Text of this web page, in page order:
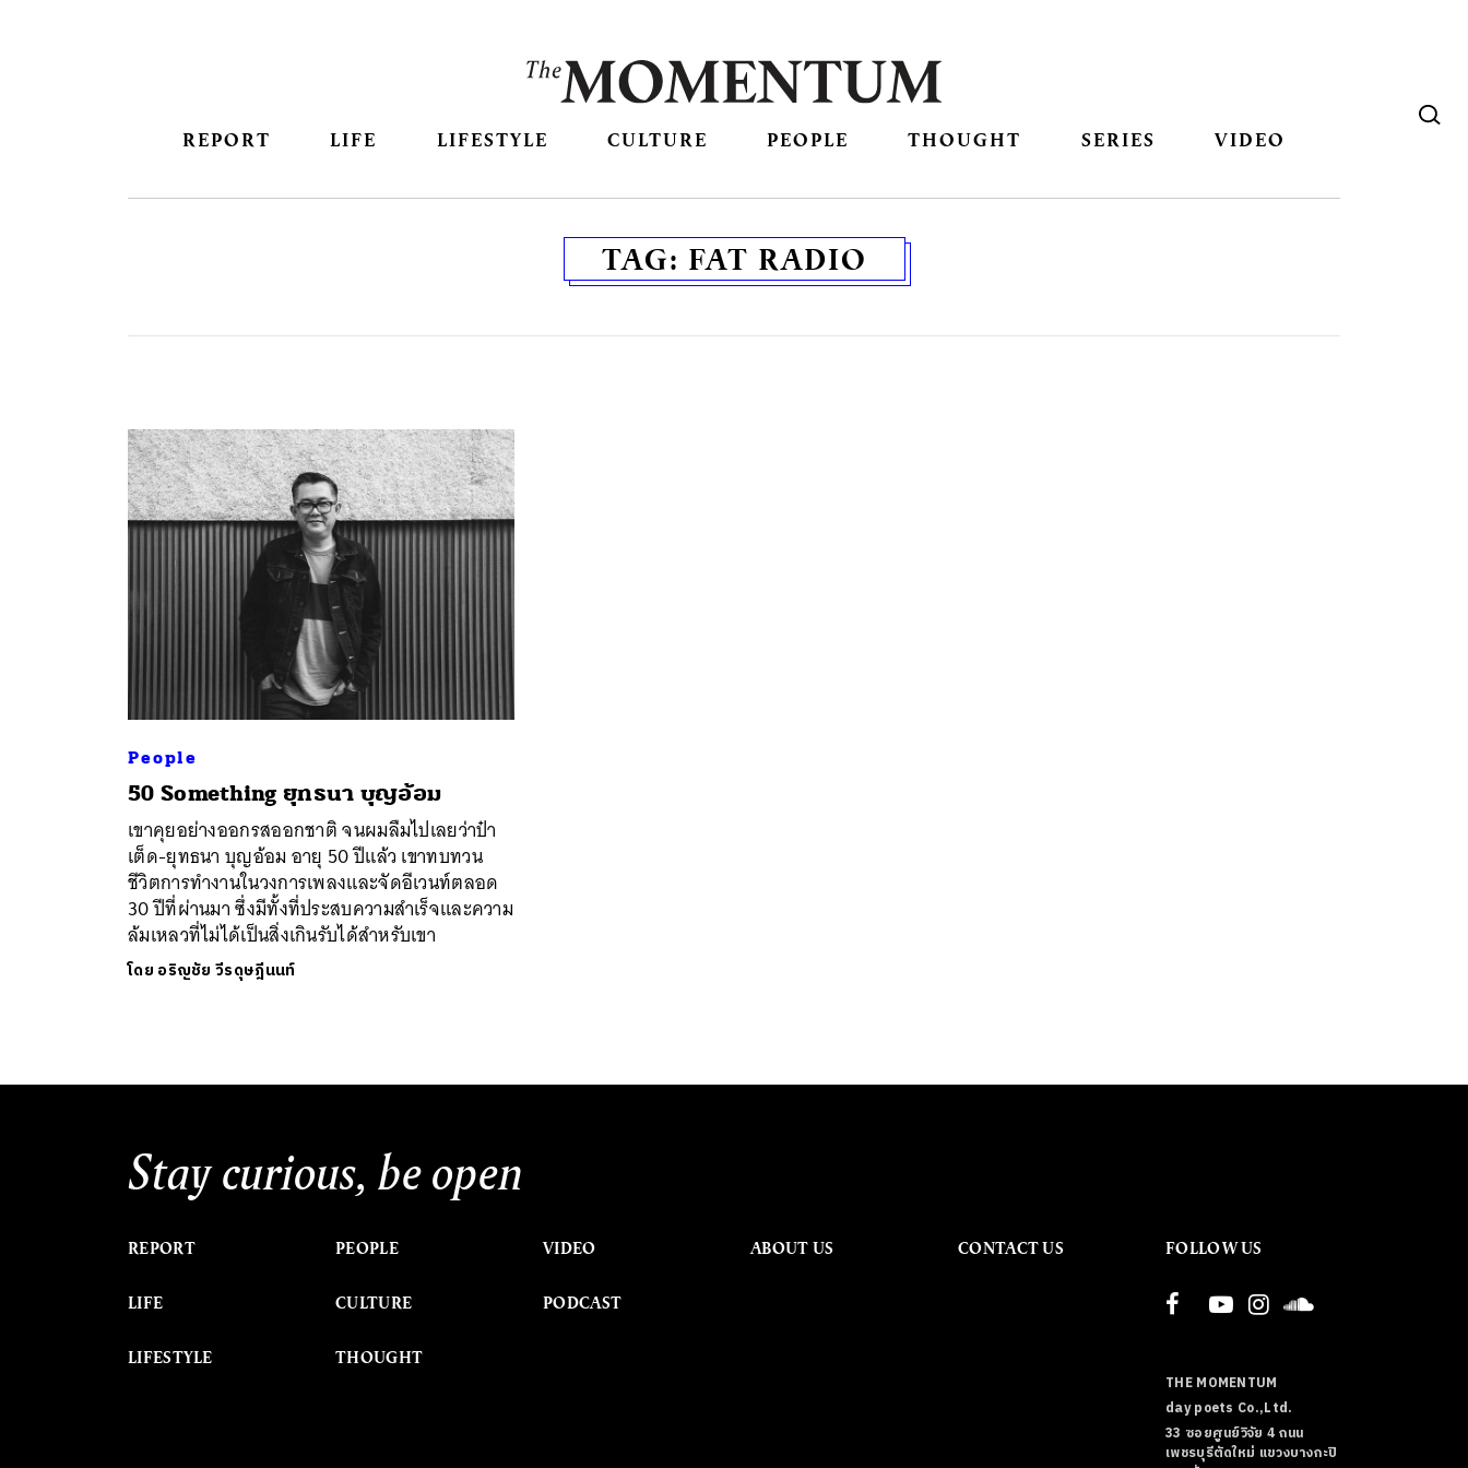
REPORT LIFE LIFESTYLE CULTURE PEOPLE THOUGHT SERIES VIDEO
TAG: FAT RADIO
People
50 Something ยุทธนา บุญอ้อม
เขาคุยอย่างออกรสออกชาติ จนผมลืมไปเลยว่าป๋า
เต็ด-ยุทธนา บุญอ้อม อายุ 50 ปีแล้ว เขาทบทวน
ชีวิตการทำงานในวงการเพลงและจัดอีเวนท์ตลอด
30 ปีที่ผ่านมา ซึ่งมีทั้งที่ประสบความสำเร็จและความ
ล้มเหลวที่ไม่ได้เป็นสิ่งเกินรับได้สำหรับเขา
โดย อริญชัย วีรดุษฎีนนท์
Stay curious, be open
REPORT
LIFE
LIFESTYLE
PEOPLE
CULTURE
THOUGHT
VIDEO
PODCAST
ABOUT US CONTACT US FOLLOW US
THE MOMENTUM
day poets Co.,Ltd.
33 ซอยศูนย์วิจัย 4 ถนน
เพชรบุรีตัดใหม่ แขวงบางกะปิ